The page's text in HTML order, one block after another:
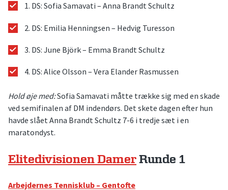
1. DS: Sofia Samavati – Anna Brandt Schultz
2. DS: Emilia Henningsen – Hedvig Turesson
3. DS: June Björk – Emma Brandt Schultz
4. DS: Alice Olsson – Vera Elander Rasmussen
Hold øje med:Sofia Samavati måtte trække sig med en skade
ved semifinalen af DM indendørs. Det skete dagen efter hun
havde slået Anna Brandt Schultz 7-6 i tredje sæt i en
maratondyst.
Elitedivisionen DamerRunde 1
Arbejdernes Tennisklub – Gentofte